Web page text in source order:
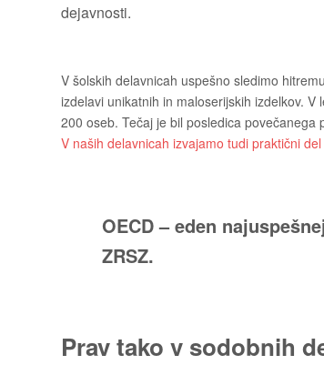
dejavnosti.
V šolskih delavnicah uspešno sledimo
izdelavi unikatnih in maloserijskih izdelkov.
200 oseb. Tečaj je bil posledica
V naših delavnicah izvajamo tudi praktični
OECD – eden
ZRSZ.
Prav tako v sodobnih